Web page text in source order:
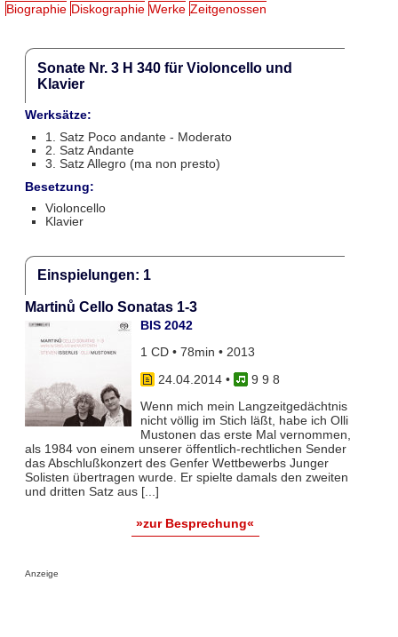
Biographie Diskographie Werke Zeitgenossen
Sonate Nr. 3 H 340 für Violoncello und
Klavier
Werksätze:
1. Satz Poco andante - Moderato
2. Satz Andante
3. Satz Allegro (ma non presto)
Besetzung:
Violoncello
Klavier
Einspielungen: 1
Martinů Cello Sonatas 1-3
BIS 2042
1 CD • 78min • 2013
24.04.2014•
9 9 8
Wenn mich mein Langzeitgedächtnis
nicht völlig im Stich läßt, habe ich Olli
Mustonen das erste Mal vernommen,
als 1984 von einem unserer öffentlich-rechtlichen Sender
das Abschlußkonzert des Genfer Wettbewerbs Junger
Solisten übertragen wurde. Er spielte damals den zweiten
und dritten Satz aus [...]
»zur Besprechung«
Anzeige